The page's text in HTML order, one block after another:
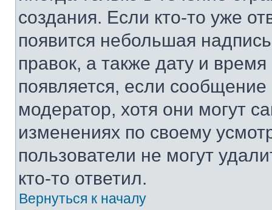
создания. Если кто-то уже
появится небольшая
правок, а также дату и
появляется, если
модератор, хотя они могут
изменениях по своему
пользователи не могут
кто-то ответил.
Вернуться к началу